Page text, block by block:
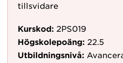
tillsvidare
Kurskod: 2PS019
Högskolepoäng: 22.5
Utbildningsnivå: